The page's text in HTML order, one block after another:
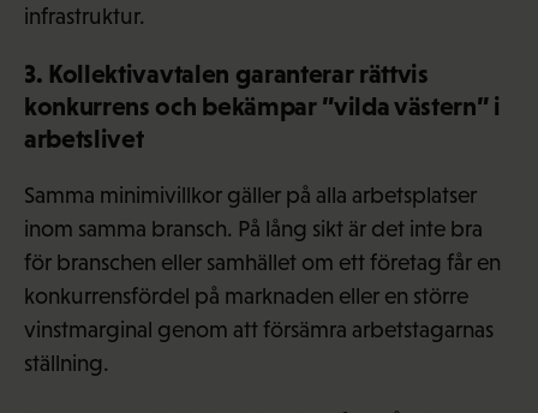
infrastruktur.
3. Kollektivavtalen garanterar rättvis
konkurrens och bekämpar ”vilda västern” i
arbetslivet
Samma minimivillkor gäller på alla arbetsplatser
inom samma bransch. På lång sikt är det inte bra
för branschen eller samhället om ett företag får en
konkurrensfördel på marknaden eller en större
vinstmarginal genom att försämra arbetstagarnas
ställning.